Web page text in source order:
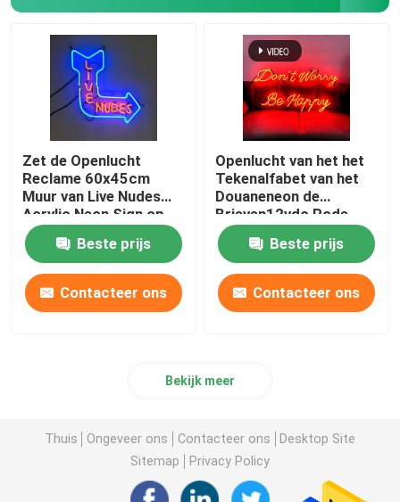
Zet de Openlucht
Reclame 60x45cm
Muur van Live Nudes
Acrylic Neon Sign op
Beste prijs
Contacteer ons
Openlucht van het het
Tekenalfabet van het
Douaneneon de
Brieven12vdc Rode
Verlichting
Beste prijs
Contacteer ons
Bekijk meer
Thuis Ongeveer ons Contacteer ons
Desktop Site
Sitemap
Privacy Policy